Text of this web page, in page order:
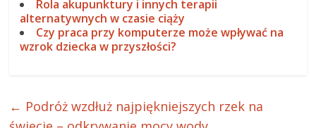
Rola akupunktury i innych terapii
alternatywnych w czasie ciąży
Czy praca przy komputerze może wpływać na
wzrok dziecka w przyszłości?
← Podróż wzdłuż najpiękniejszych rzek na